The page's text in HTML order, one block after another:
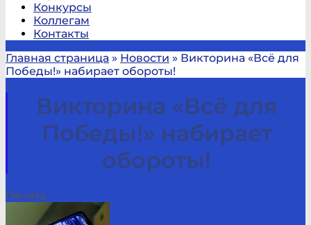
Конкурсы
Коллегам
Контакты
Главная страница » Новости » Викторина «Всё для
Победы!» набирает обороты!
Викторина «Всё для
Победы!» набирает
обороты!
Печать